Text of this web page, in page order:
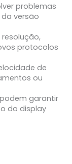
problemas
versão
protocolos
de
ou
garantir
do display